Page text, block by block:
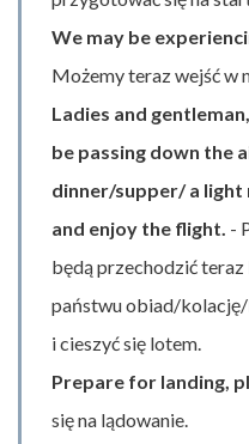
We may be
Możemy teraz wejść w
Ladies and
be passing down the
dinner/supper/ a light
and enjoy the flight. -
będą przechodzić
państwu obiad/kolację/
i cieszyć się lotem.
Prepare for landing,
się na lądowanie.